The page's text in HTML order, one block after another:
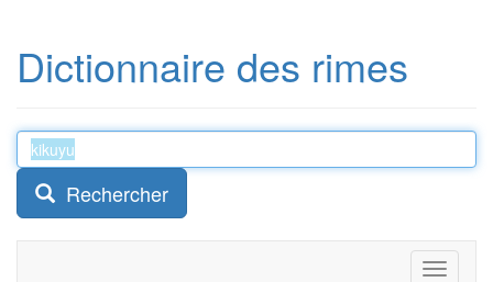
Dictionnaire des rimes
Rechercher
Toggle